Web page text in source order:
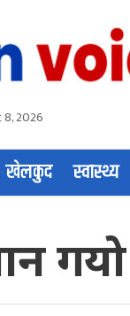
8, 2026
खेलकुद स्वास्थ्य
गयो